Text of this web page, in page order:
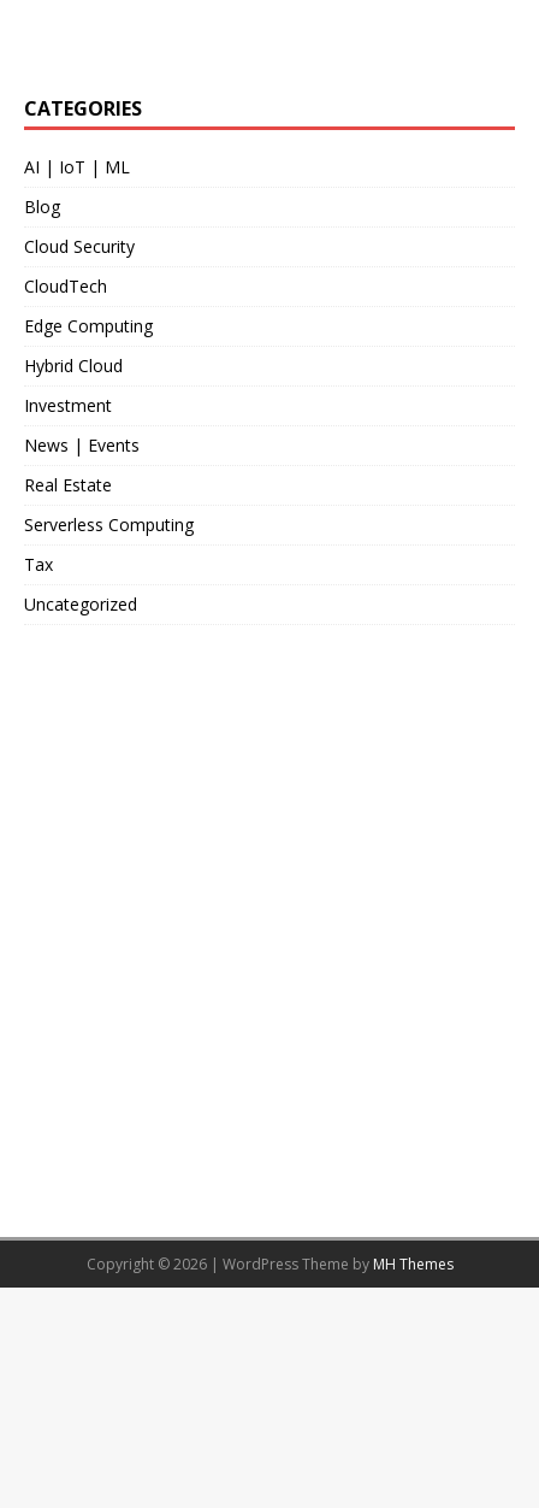
CATEGORIES
AI | IoT | ML
Blog
Cloud Security
CloudTech
Edge Computing
Hybrid Cloud
Investment
News | Events
Real Estate
Serverless Computing
Tax
Uncategorized
Copyright © 2026 | WordPress Theme by MH Themes